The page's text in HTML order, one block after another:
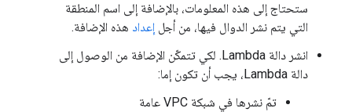
ستحتاج إلى هذه المعلومات، بالإضافة إلى اسم المنطقة
التي يتم نشر الدوال فيها، من أجل إعداد هذه الإضافة.
انشر دالة Lambda. لكي تتمكّن الإضافة من الوصول إلى
دالة Lambda، يجب أن تكون إما:
تمّ نشرها في شبكة VPC عامة